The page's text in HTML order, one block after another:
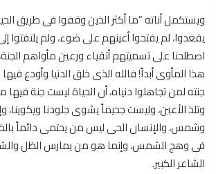
ويستكمل أناته “ما أكثر الذين وقفوا فى طريق
يقعدوا، لم يفتحوا أعينهم على ضوء، ولم يلتفتوا
اصطلحنا على تسميتهم أتقياء ورعين مأواهم
هذا المأوى أبداً! فالله الذى خلق الدنيا وأودع
جنته لمن تجاهلوا دنياه، أن الحياة ليست جنة
وتلذ الأعين، وليست جحيماً يشوى جلودنا
وشمس، والإنسان الحى ليس من يحتمى دائماً
فى وهج الشمس، وإنما هو من يمارس الظل
الشاعر الكبير.